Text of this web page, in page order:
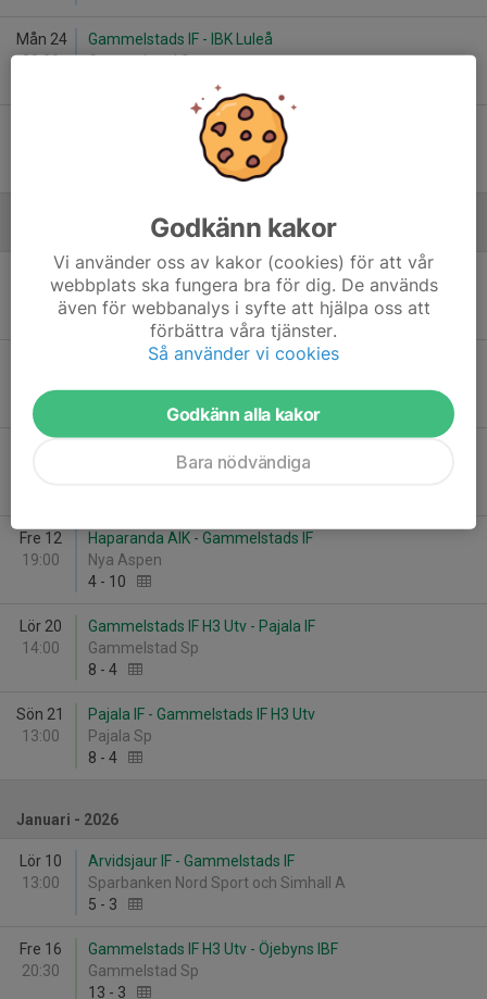
Mån 24
20:30
Gammelstads IF - IBK Luleå
Gammelstad Sp
Gammelstads IF H3 Utv - Pajala IF
Gammelstad Sp
Ons 3
19:30
Tväråselets AIF - Gammelstads IF H3 Utv
Älvsby Sp
11 -5
IBK Boden - Gammelstads IF
Fre 12
19:00
Haparanda AIK - Gammelstads IF
Nya Aspen
4 - 10
Lör 20
14:00
Gammelstads IF H3 Utv - Pajala IF
Gammelstad Sp
8 - 4
Sön 21
13:00
Pajala IF - Gammelstads IF H3 Utv
Pajala Sp
8 - 4
Januari - 2026
Lör 10
13:00
Arvidsjaur IF - Gammelstads IF
Sparbanken Nord Sport och Simhall A
5 - 3
Fre 16
20:30
Gammelstads IF H3 Utv - Öjebyns IBF
Gammelstad Sp
13 - 3
Godkänn kakor
Vi använder oss av kakor (cookies) för att vår
webbplats ska fungera bra för dig. De används
även för webbanalys i syfte att hjälpa oss att
förbättra våra tjänster.
Så använder vi cookies
Godkänn alla kakor
Bara nödvändiga